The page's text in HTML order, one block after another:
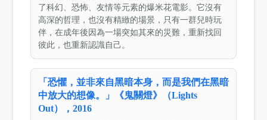
了科幻、恐怖、友情等元素的爆米花電影。它沒有
高深的哲理，也沒有精緻的場景，只有一群兒時玩
伴，在成年後因為一場突如其來的災難，重新找回
彼此，也重新認識自己。
「恐懼，並非來自黑暗本身，而是我們在黑暗
中放大的想像。」《鬼關燈》（Lights
Out），2016